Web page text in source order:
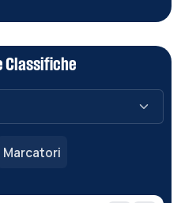
Classifiche
Marcatori